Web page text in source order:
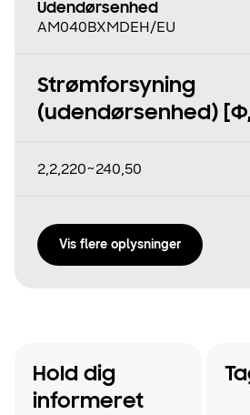
Udendørsenhed
AM040BXMDEH/EU
Strømforsyning
(udendørsenhed) [Φ,
2,2,220~240,50
Vis flere oplysninger
Hold dig
informeret